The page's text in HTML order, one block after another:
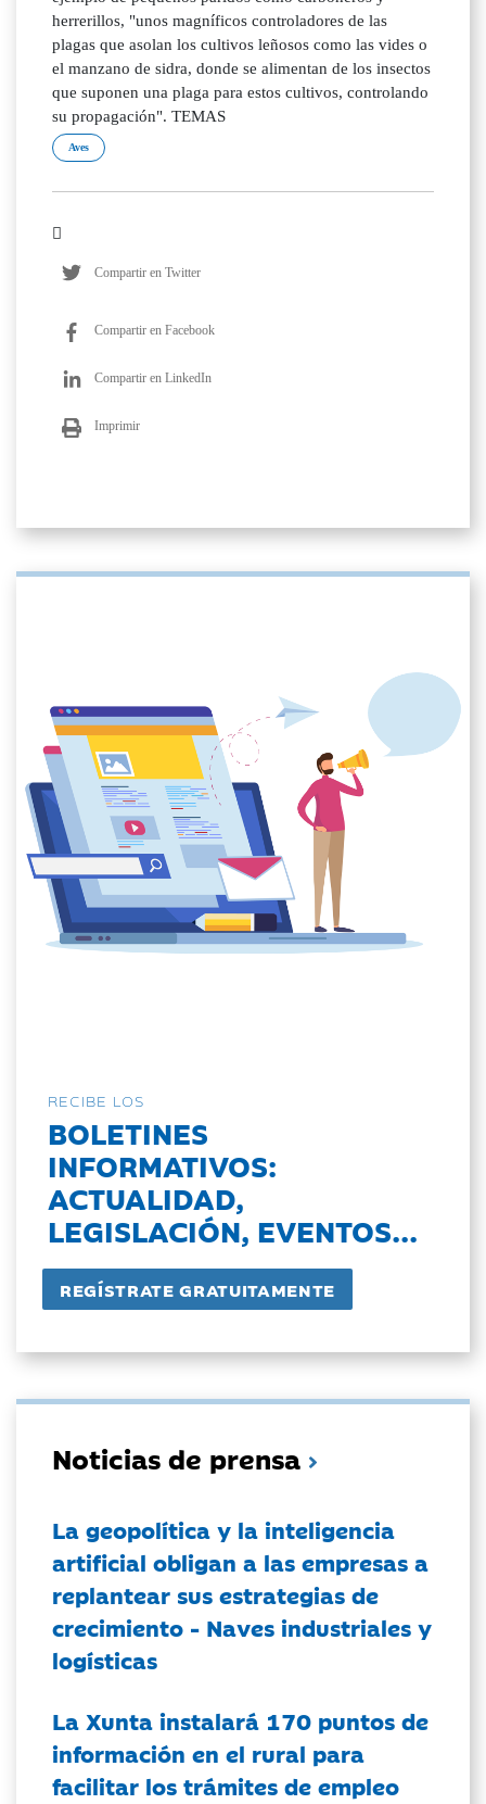
herrerillos, "unos magníficos controladores de las
plagas que asolan los cultivos leñosos como las vides o
el manzano de sidra, donde se alimentan de los insectos
que suponen una plaga para estos cultivos, controlando
su propagación". TEMAS
Aves
Compartir en Twitter
Compartir en Facebook
Compartir en LinkedIn
Imprimir
RECIBE LOS
BOLETINES
INFORMATIVOS:
ACTUALIDAD,
LEGISLACIÓN, EVENTOS...
Noticias de prensa
La geopolítica y la inteligencia
artificial obligan a las empresas a
replantear sus estrategias de
crecimiento - Naves industriales y
logísticas
La Xunta instalará 170 puntos de
información en el rural para
facilitar los trámites de empleo